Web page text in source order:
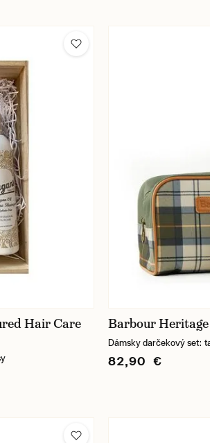
Hair Care
Barbour
Dámsky darčekový set:
82,90 €